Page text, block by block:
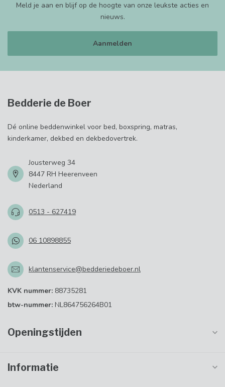
Meld je aan en blijf op de hoogte van onze leukste acties en
nieuws.
Aanmelden
Bedderie de Boer
Dé online beddenwinkel voor bed, boxspring, matras,
kinderkamer, dekbed en dekbedovertrek.
Jousterweg 34
8447 RH Heerenveen
Nederland
0513 - 627419
06 10898855
klantenservice@bedderiedeboer.nl
KVK nummer: 88735281
btw-nummer: NL864756264B01
Openingstijden
Informatie